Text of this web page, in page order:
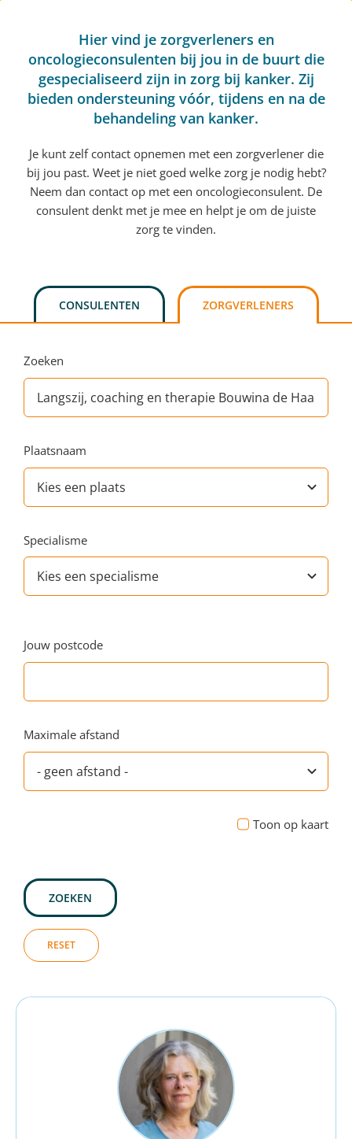
Hier vind je zorgverleners en
oncologieconsulenten bij jou in de buurt die
gespecialiseerd zijn in zorg bij kanker. Zij
bieden ondersteuning vóór, tijdens en na de
behandeling van kanker.
Je kunt zelf contact opnemen met een zorgverlener die
bij jou past. Weet je niet goed welke zorg je nodig hebt?
Neem dan contact op met een oncologieconsulent. De
consulent denkt met je mee en helpt je om de juiste
zorg te vinden.
CONSULENTEN ZORGVERLENERS
Zoeken
Plaatsnaam
Specialisme
Jouw postcode
Maximale afstand
Toon op kaart
ZOEKEN
RESET